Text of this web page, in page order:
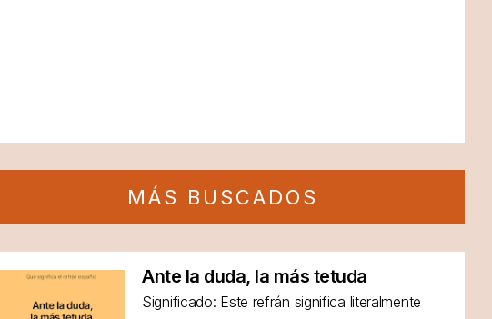
MÁS BUSCADOS
Ante la duda, la más tetuda
Significado: Este refrán significa literalmente